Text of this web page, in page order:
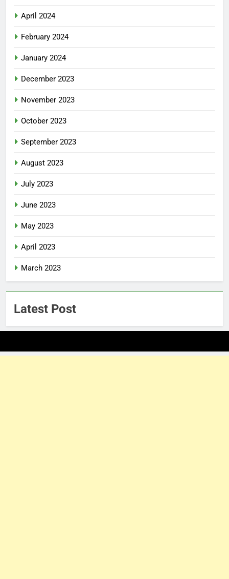
April 2024
February 2024
January 2024
December 2023
November 2023
October 2023
September 2023
August 2023
July 2023
June 2023
May 2023
April 2023
March 2023
Latest Post